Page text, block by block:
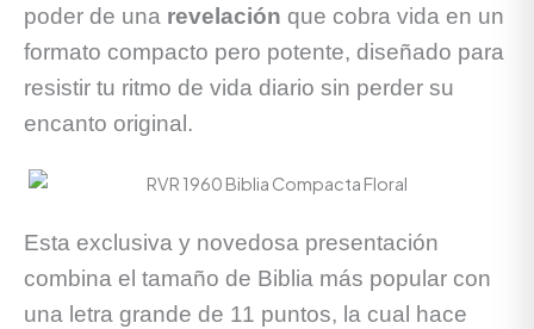
poder de una revelación que cobra vida en un
formato compacto pero potente, diseñado para
resistir tu ritmo de vida diario sin perder su
encanto original.
Esta exclusiva y novedosa presentación
combina el tamaño de Biblia más popular con
una letra grande de 11 puntos, la cual hace